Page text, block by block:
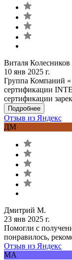
Виталя Колесников
10 янв 2025 г.
Группа Компаний «
сертификации
сертификации
Подробнее
Отзыв из Яндекс
ДМ
Дмитрий М.
23 янв 2025 г.
Помогли с
понравилось,
Отзыв из Яндекс
MA